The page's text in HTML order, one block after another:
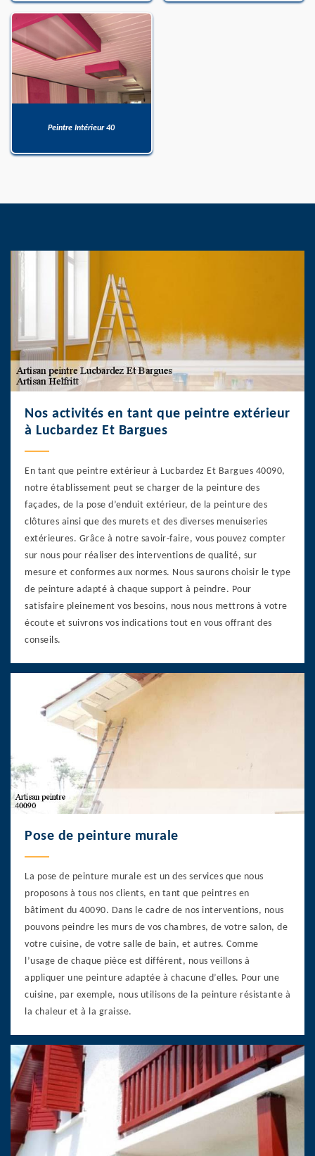
Peintre Intérieur 40
Nos activités en tant que peintre extérieur
à Lucbardez Et Bargues
En tant que peintre extérieur à Lucbardez Et Bargues 40090,
notre établissement peut se charger de la peinture des
façades, de la pose d’enduit extérieur, de la peinture des
clôtures ainsi que des murets et des diverses menuiseries
extérieures. Grâce à notre savoir-faire, vous pouvez compter
sur nous pour réaliser des interventions de qualité, sur
mesure et conformes aux normes. Nous saurons choisir le type
de peinture adapté à chaque support à peindre. Pour
satisfaire pleinement vos besoins, nous nous mettrons à votre
écoute et suivrons vos indications tout en vous offrant des
conseils.
Pose de peinture murale
La pose de peinture murale est un des services que nous
proposons à tous nos clients, en tant que peintres en
bâtiment du 40090. Dans le cadre de nos interventions, nous
pouvons peindre les murs de vos chambres, de votre salon, de
votre cuisine, de votre salle de bain, et autres. Comme
l’usage de chaque pièce est différent, nous veillons à
appliquer une peinture adaptée à chacune d’elles. Pour une
cuisine, par exemple, nous utilisons de la peinture résistante à
la chaleur et à la graisse.